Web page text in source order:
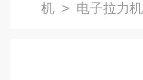
机 > 电子拉力机